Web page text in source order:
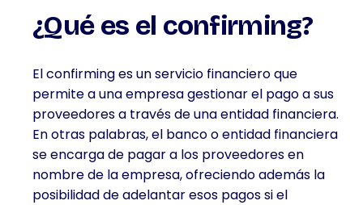
¿Qué es el confirming?
El confirming es un servicio financiero que
permite a una empresa gestionar el pago a sus
proveedores a través de una entidad financiera.
En otras palabras, el banco o entidad financiera
se encarga de pagar a los proveedores en
nombre de la empresa, ofreciendo además la
posibilidad de adelantar esos pagos si el